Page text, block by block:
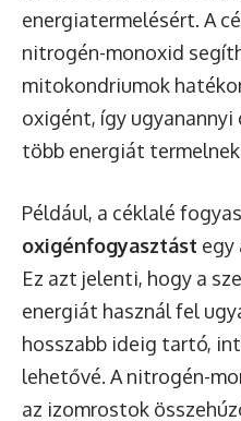
energiatermelésért. A
nitrogén-monoxid
mitokondriumok
oxigént, így
több energiát
Például, a céklalé
oxigénfogyasztást
Ez azt jelenti, hogy a
energiát használ fel
hosszabb ideig tartó,
lehetővé. A nitrogén-
az izomrostok